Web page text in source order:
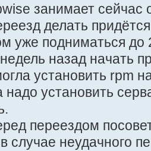
занимает сейчас
делать
уже подниматься до
назад начать
установить rpm
установить
переездом
случае неудачного